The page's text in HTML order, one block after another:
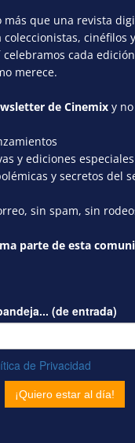
más que una revista
cinéfilos
cada
merece.
de Cinemix y
y ediciones especiales
y secretos del
sin spam, sin
parte de esta